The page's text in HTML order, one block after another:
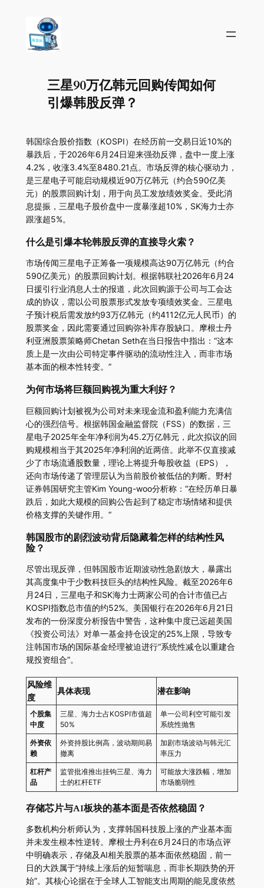
三星90万亿韩元回购传闻如何
引爆韩股反弹？
韩国综合股价指数（KOSPI）在经历前一交易日近10%的
暴跌后，于2026年6月24日迎来强劲反弹，盘中一度上涨
4.2%，收涨3.4%至8480.21点。市场反弹的核心驱动力，
是三星电子可能启动规模近90万亿韩元（约合590亿美
元）的股票回购计划，用于向员工发放绩效奖金。受此消
息提振，三星电子股价盘中一度暴涨超10%，SK海力士亦
跟涨超5%。
什么是引爆本轮韩股反弹的直接导火索？
市场传闻三星电子正筹备一项规模高达90万亿韩元（约合
590亿美元）的股票回购计划。根据韩联社2026年6月24
日援引行业消息人士的报道，此次回购源于公司与工会达
成的协议，需以公司股票形式发放专项绩效奖金。三星电
子预计税后需发放约93万亿韩元（约4112亿元人民币）的
股票奖金，因此需要通过回购弥补库存股缺口。摩根士丹
利亚洲股票策略师Chetan Seth在当日报告中指出：“这本
质上是一次由公司特定事件驱动的流动性注入，而非市场
基本面的根本性转变。”
为何市场将巨额回购视为重大利好？
巨额回购计划被视为公司对未来现金流和盈利能力充满信
心的强烈信号。根据韩国金融监督院（FSS）的数据，三
星电子2025年全年净利润为45.2万亿韩元，此次拟议的回
购规模相当于其2025年净利润的近两倍。此举不仅直接减
少了市场流通股数量，理论上将提升每股收益（EPS），
还向市场传递了管理层认为当前股价被低估的判断。野村
证券韩国研究主管Kim Young-woo分析称：“在经历单日暴
跌后，如此大规模的回购公告起到了稳定市场情绪和提供
价格支撑的关键作用。”
韩国股市的剧烈波动背后隐藏着怎样的结构性风
险？
尽管出现反弹，但韩国股市近期波动性急剧放大，暴露出
其高度集中于少数科技巨头的结构性风险。截至2026年6
月24日，三星电子和SK海力士两家公司的合计市值已占
KOSPI指数总市值的约52%。美国银行在2026年6月21日
发布的一份深度分析报告中警告，这种集中度已远超美国
《投资公司法》对单一基金持仓设定的25%上限，导致专
注韩国市场的国际基金经理被迫进行“系统性减仓以重建合
规投资组合”。
风险维
度
具体表现 潜在影响
个股集
中度
三星、海力士占KOSPI市值超
50%
单一公司利空可能引发
系统性抛售
外资依
赖
外资持股比例高，波动期间易
撤离
加剧市场波动与韩元汇
率压力
杠杆产
品
监管批准推出挂钩三星、海力
士的杠杆ETF
可能放大涨跌幅，增加
市场脆弱性
存储芯片与AI板块的基本面是否依然稳固？
多数机构分析师认为，支撑韩国科技股上涨的产业基本面
并未发生根本性逆转。摩根士丹利在6月24日的市场点评
中明确表示，存储及AI相关股票的基本面依然稳固，前一
日的大跌属于“持续上涨后的短暂喘息，而非长期跌势的开
始”。其核心论据在于全球人工智能支出周期的能见度依然